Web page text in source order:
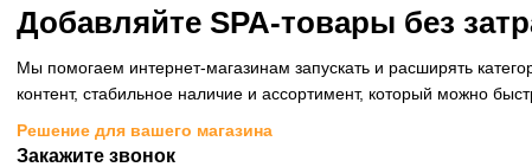
Добавляйте SPA-товары без
Мы помогаем интернет-магазинам запускать и расширять
контент, стабильное наличие и ассортимент, который можно
Решение для вашего магазина
Закажите звонок